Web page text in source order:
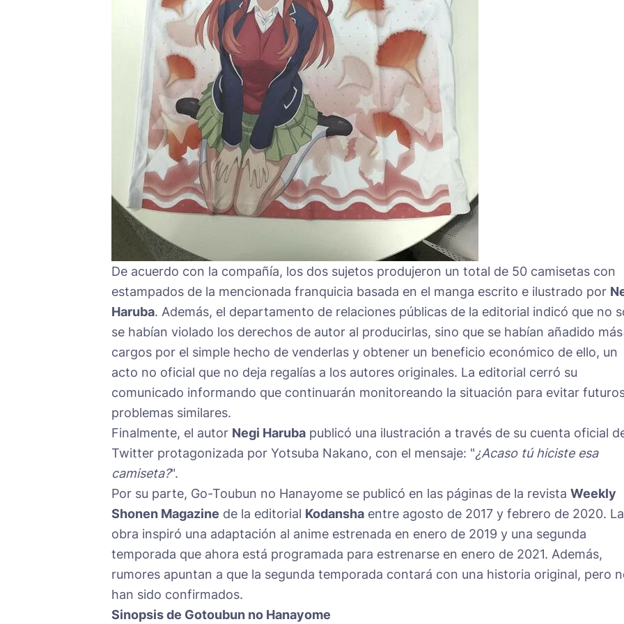
De acuerdo con la compañía, los dos sujetos produjeron un total de 50 camisetas con
estampados de la mencionada franquicia basada en el manga escrito e ilustrado por
Haruba. Además, el departamento de relaciones públicas de la editorial indicó que no
se habían violado los derechos de autor al producirlas, sino que se habían añadido más
cargos por el simple hecho de venderlas y obtener un beneficio económico de ello, un
acto no oficial que no deja regalías a los autores originales. La editorial cerró su
comunicado informando que continuarán monitoreando la situación para evitar
problemas similares.
Finalmente, el autor Negi Haruba publicó una ilustración a través de su cuenta oficial
Twitter protagonizada por Yotsuba Nakano, con el mensaje: "¿Acaso tú hiciste esa
camiseta?".
Por su parte, Go-Toubun no Hanayome se publicó en las páginas de la revista Weekly
Shonen Magazine de la editorial Kodansha entre agosto de 2017 y febrero de 2020. La
obra inspiró una adaptación al anime estrenada en enero de 2019 y una segunda
temporada que ahora está programada para estrenarse en enero de 2021. Además,
rumores apuntan a que la segunda temporada contará con una historia original, pero
han sido confirmados.
Sinopsis de Gotoubun no Hanayome